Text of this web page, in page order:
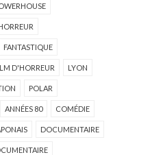
FANTASTIQUE
D'HORREUR LYON
POLAR
ANNÉES 80 COMÉDIE
DOCUMENTAIRE